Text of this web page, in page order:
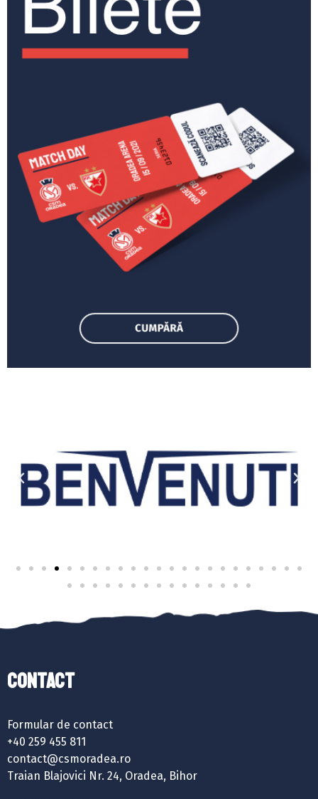
Contact
Formular de contact
+40 259 455 811
contact@csmoradea.ro
Traian Blajovici Nr. 24, Oradea, Bihor